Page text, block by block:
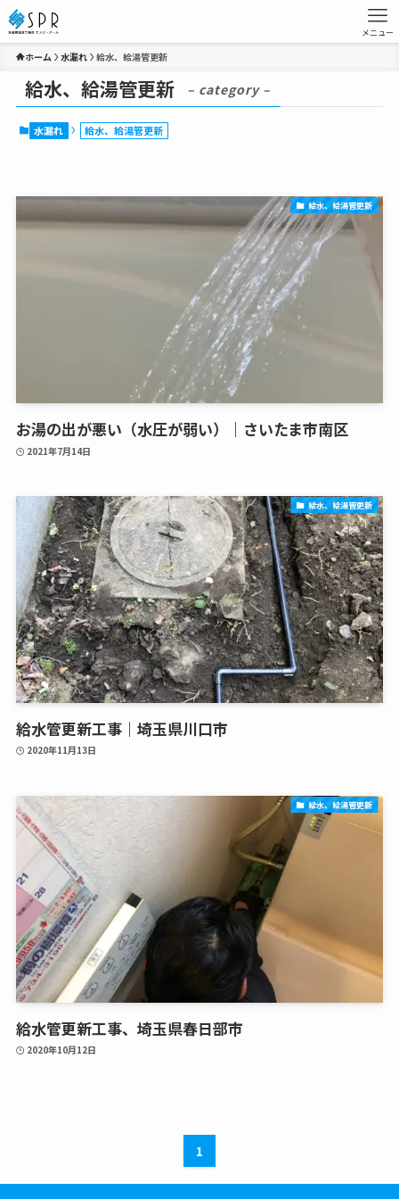
メニュー
ホーム 水漏れ 給水、給湯管更新
給水、給湯管更新 – category –
水漏れ 給水、給湯管更新
給水、給湯管更新
お湯の出が悪い（水圧が弱い）｜さいたま市南区
2021年7月14日
給水、給湯管更新
給水管更新工事｜埼玉県川口市
2020年11月13日
給水、給湯管更新
給水管更新工事、埼玉県春日部市
2020年10月12日
1